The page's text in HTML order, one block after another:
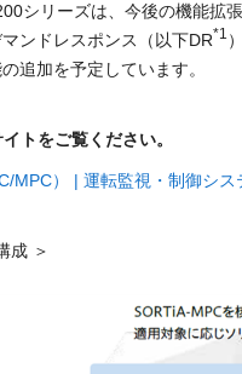
シリーズは、今後の機能拡
ンドレスポンス（以下DR*1
追加を予定しています。
トをご覧ください。
MPC） | 運転監視・制御シ
成 ＞